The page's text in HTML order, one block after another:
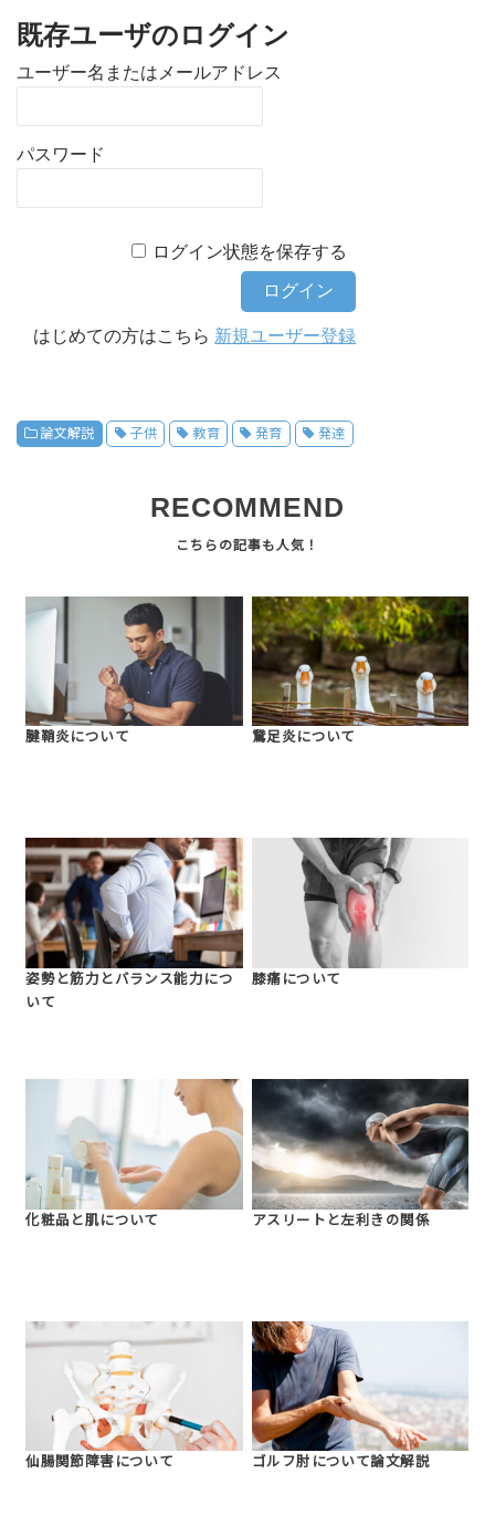
既存ユーザのログイン
ユーザー名またはメールアドレス
パスワード
ログイン状態を保存する
はじめての方はこちら 新規ユーザー登録
論文解説 子供 教育 発育 発達
RECOMMEND
腱鞘炎について 鵞足炎について
姿勢と筋力とバランス能力につ
いて
膝痛について
化粧品と肌について アスリートと左利きの関係
仙腸関節障害について ゴルフ肘について論文解説